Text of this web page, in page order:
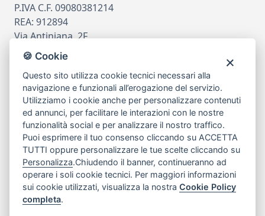
P.IVA C.F. 09080381214
REA: 912894
Via Antiniana, 2F
80078 Pozzuoli
tel081.7515380
emailinfo@edicomm.it
Assistenza Clienti
Chi siamo
My Account
🍪 Cookie
Questo sito utilizza cookie tecnici necessari alla
navigazione e funzionali all’erogazione del servizio.
Utilizziamo i cookie anche per personalizzare contenuti
ed annunci, per facilitare le interazioni con le nostre
funzionalità social e per analizzare il nostro traffico.
Puoi esprimere il tuo consenso cliccando su ACCETTA
TUTTI oppure personalizzare le tue scelte cliccando su
Personalizza.Chiudendo il banner, continueranno ad
operare i soli cookie tecnici. Per maggiori informazioni
sui cookie utilizzati, visualizza la nostraCookie Policy
completa.